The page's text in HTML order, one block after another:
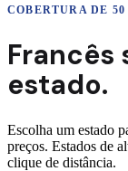
COBERTURA DE 50
Francês
estado.
Escolha um estado
preços. Estados de
clique de distância.